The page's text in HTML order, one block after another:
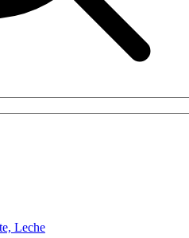
Leche